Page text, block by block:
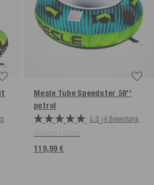
Mesle Tube Speedster 58''
petrol
5.0 (4 Bewertung)
119,99 €